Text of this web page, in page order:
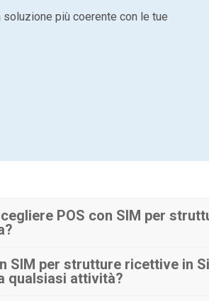
più coerente con le tue
POS con SIM per
SIM per strutture ricettive in
qualsiasi attività?